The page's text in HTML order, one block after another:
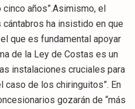
años”.Asimismo, el
ha insistido en que
que es fundamental apoyar
de la Ley de Costas es un
instalaciones cruciales para
de los chiringuitos”. En
gozarán de “más